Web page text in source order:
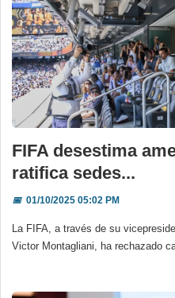
FIFA desestima
ratifica sedes...
📅01/10/2025 05:02 PM
La FIFA, a través de su
Victor Montagliani, ha rechazado